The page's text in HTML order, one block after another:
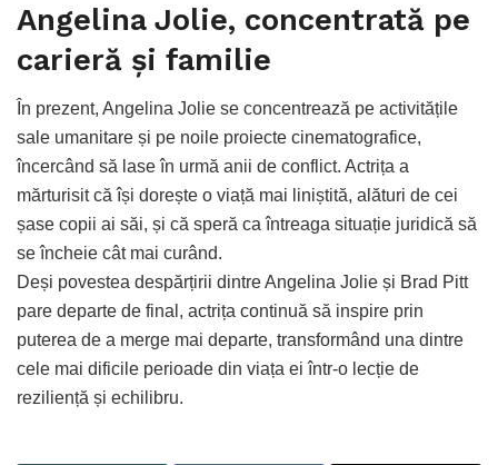
Angelina Jolie, concentrată pe
carieră și familie
În prezent, Angelina Jolie se concentrează pe activitățile
sale umanitare și pe noile proiecte cinematografice,
încercând să lase în urmă anii de conflict. Actrița a
mărturisit că își dorește o viață mai liniștită, alături de cei
șase copii ai săi, și că speră ca întreaga situație juridică să
se încheie cât mai curând.
Deși povestea despărțirii dintre Angelina Jolie și Brad Pitt
pare departe de final, actrița continuă să inspire prin
puterea de a merge mai departe, transformând una dintre
cele mai dificile perioade din viața ei într-o lecție de
reziliență și echilibru.